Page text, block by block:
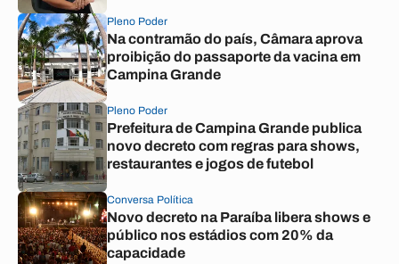
Pleno Poder
Na contramão do país, Câmara aprova
proibição do passaporte da vacina em
Campina Grande
Pleno Poder
Prefeitura de Campina Grande publica
novo decreto com regras para shows,
restaurantes e jogos de futebol
Conversa Política
Novo decreto na Paraíba libera shows e
público nos estádios com 20% da
capacidade